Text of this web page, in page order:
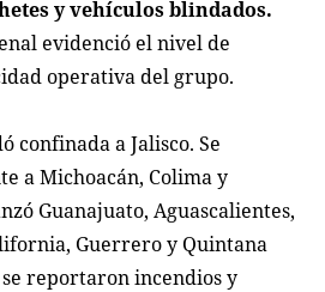
y vehículos blindados.
evidenció el nivel de
operativa del grupo.
confinada a Jalisco. Se
a Michoacán, Colima y
Guanajuato, Aguascalientes,
Guerrero y Quintana
reportaron incendios y